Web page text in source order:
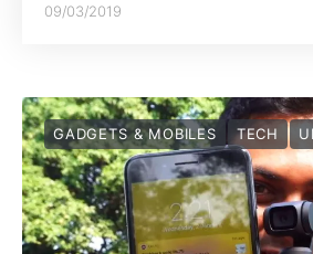
09/03/2019
GADGETS & MOBILES TECH